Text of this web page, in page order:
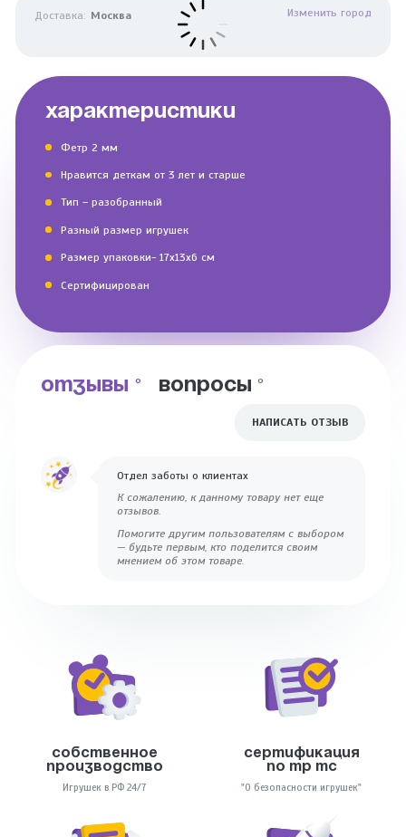
Доставка: Москва Изменить город
ХАРАКТЕРИСТИКИ
Фетр 2 мм
Нравится деткам от 3 лет и старше
Тип – разобранный
Разный размер игрушек
Размер упаковки- 17х13х6 см
Сертифицирован
ОТЗЫВЫ 0 ВОПРОСЫ 0
НАПИСАТЬ ОТЗЫВ
Отдел заботы о клиентах
К сожалению, к данному товару нет еще
отзывов.
Помогите другим пользователям с выбором
— будьте первым, кто поделится своим
мнением об этом товаре.
Собственное
производство
Игрушек в РФ 24/7
Сертификация
по тр тс
"О безопасности игрушек"